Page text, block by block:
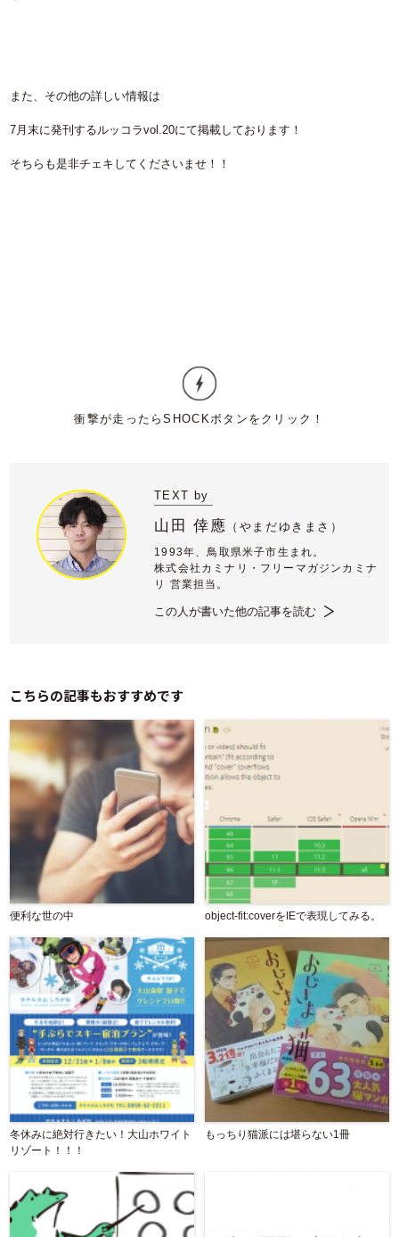
また、その他の詳しい情報は
7月末に発刊するルッコラvol.20にて掲載しております！
そちらも是非チェキしてくださいませ！！
TEXT by
山田 倖應 （ やまだゆきまさ）
1993年、鳥取県米子市生まれ。
株式会社カミナリ・フリーマガジンカミナ
リ 営業担当。
この人が書いた他の記事を読む
こちらの記事もおすすめです
便利な世の中 object-fit:coverをIEで表現してみる。
冬休みに絶対行きたい！大山ホワイト
リゾート！！！
もっちり猫派には堪らない1冊